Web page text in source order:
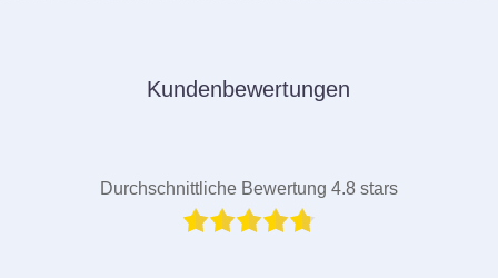
Kundenbewertungen
Durchschnittliche Bewertung 4.8 stars